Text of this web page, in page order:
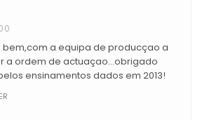
bem,com a equipa de producçao a
a ordem de actuaçao...obrigado
ensinamentos dados em 2013!